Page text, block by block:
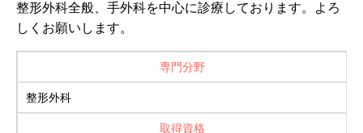
整形外科全般、手外科を中心に診療しております。よろ
しくお願いします。
専門分野
整形外科
取得資格